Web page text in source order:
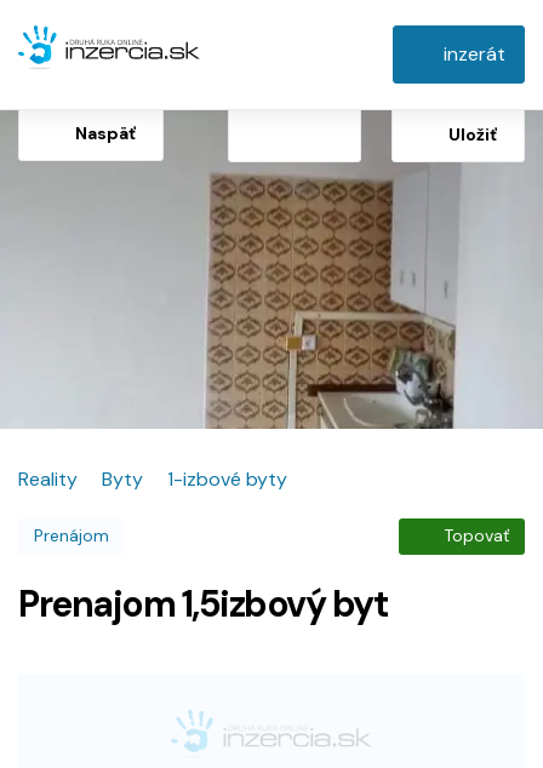
inzerát
Naspäť Uložiť
Reality Byty 1-izbové byty
Prenájom Topovať
Prenajom 1,5izbový byt